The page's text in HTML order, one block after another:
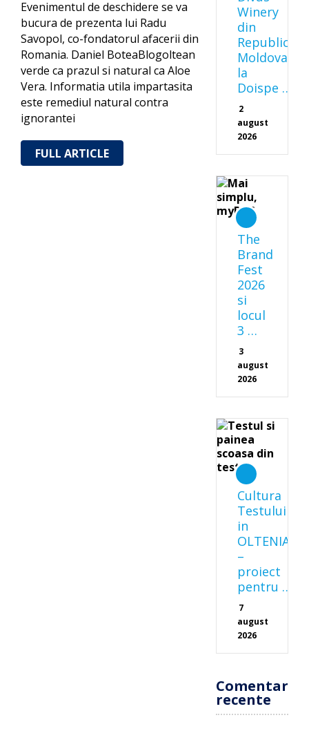
Evenimentul de deschidere se va
bucura de prezenta lui Radu
Savopol, co-fondatorul afacerii din
Romania. Daniel BoteaBlogoltean
verde ca prazul si natural ca Aloe
Vera. Informatia utila impartasita
este remediul natural contra
ignorantei
FULL ARTICLE
Winery
din
Republica
Moldova
la
Doispe …
2
august
2026
The
Brand
Fest
2026
si
locul
3 …
3
august
2026
Cultura
Testului
in
OLTENIA
–
proiect
pentru …
7
august
2026
Comentarii
recente